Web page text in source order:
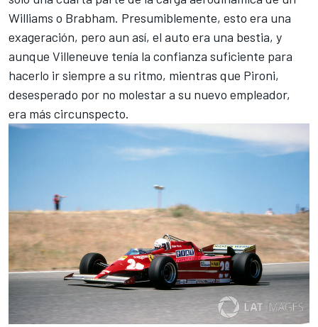
Williams o Brabham. Presumiblemente, esto era una
exageración, pero aun así, el auto era una bestia, y
aunque Villeneuve tenía la confianza suficiente para
hacerlo ir siempre a su ritmo, mientras que Pironi,
desesperado por no molestar a su nuevo empleador,
era más circunspecto.